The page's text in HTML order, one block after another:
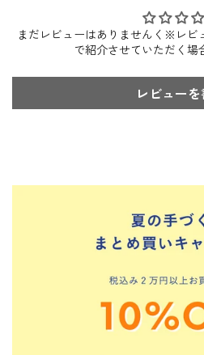
まだレビューはありませんく※レビ
で紹介させていただく場
レビューを